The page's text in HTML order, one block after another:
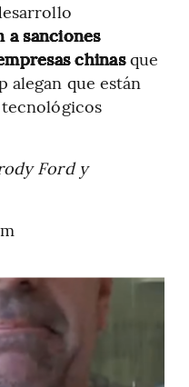
a sanciones
chinasque
que están
Ford y